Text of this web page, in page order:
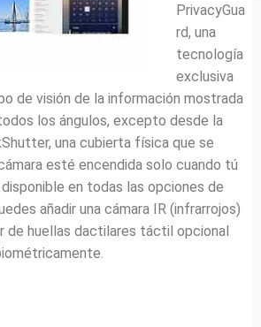
PrivacyGua
rd, una
tecnología
exclusiva
de visión de la información mostrada
los ángulos, excepto desde la
una cubierta física que se
esté encendida solo cuando tú
en todas las opciones de
añadir una cámara IR (infrarrojos)
de huellas dactilares táctil opcional